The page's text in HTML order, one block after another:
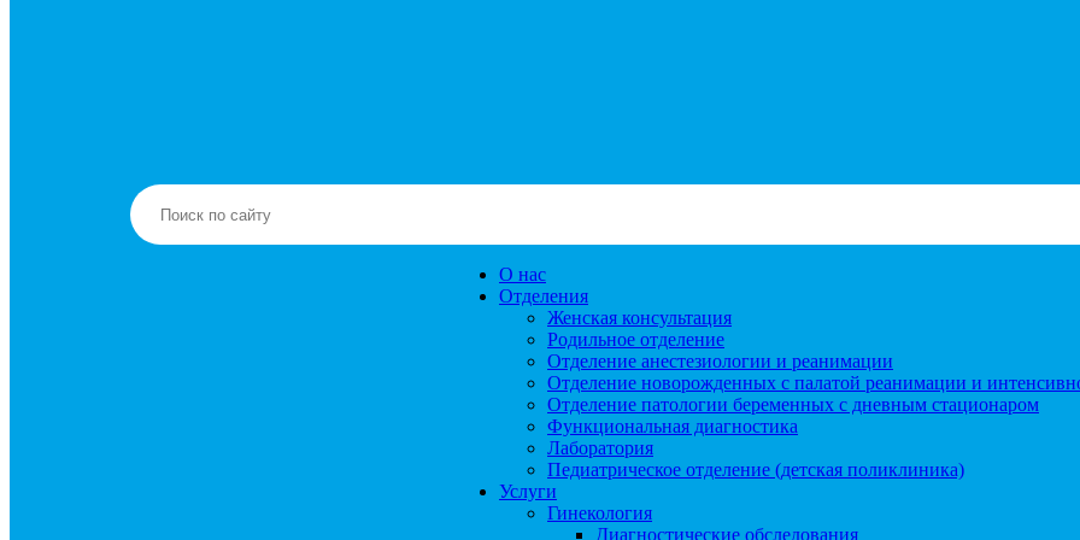
О нас
Отделения
Женская консультация
Родильное отделение
Отделение анестезиологии и реанимации
Отделение новорожденных с палатой реанимации и
Отделение патологии беременных с дневным стационаром
Функциональная диагностика
Лаборатория
Педиатрическое отделение (детская поликлиника)
Услуги
Гинекология
Диагностические обследования